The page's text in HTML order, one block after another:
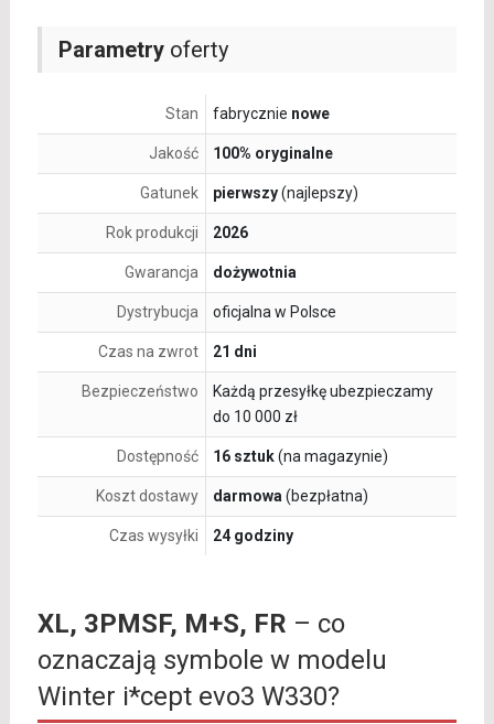
Parametryoferty
Stan fabrycznie nowe
Jakość 100% oryginalne
Gatunek pierwszy(najlepszy)
Rok produkcji 2026
Gwarancja dożywotnia
Dystrybucja oficjalna w Polsce
Czas na zwrot 21 dni
Bezpieczeństwo
Każdą przesyłkę ubezpieczamy
do 10 000 zł
Dostępność 16 sztuk(na magazynie)
Koszt dostawy darmowa (bezpłatna)
Czas wysyłki 24 godziny
XL, 3PMSF, M+S, FR – co
oznaczają symbole w modelu
Winter i*cept evo3 W330?